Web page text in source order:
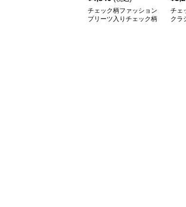
チェック柄ファッション
プリーツ入りチェック柄
チェ
クラ